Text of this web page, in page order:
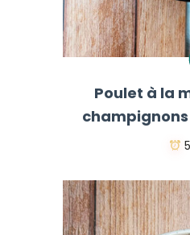
Poulet à la